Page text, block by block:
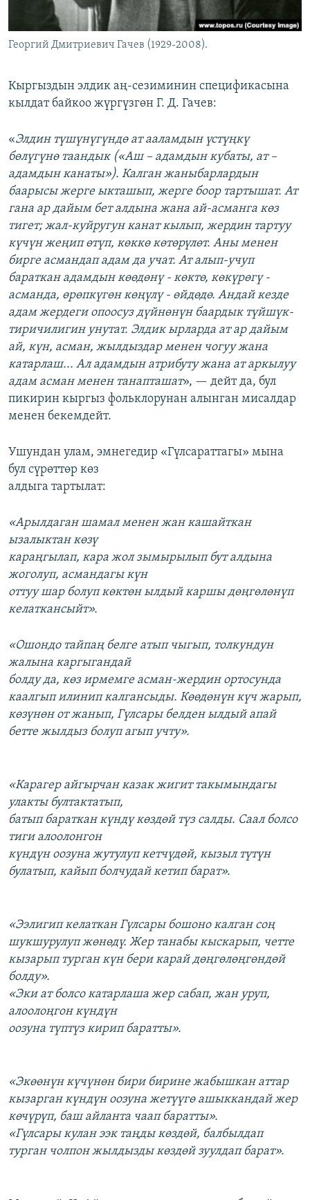
Георгий Дмитриевич Гачев (1929-2008).
Кыргыздын элдик аң-сезиминин спецификасына
кылдат байкоо жүргүзгөн Г. Д. Гачев:
«Элдин түшүнүгүндө ат ааламдын үстүңкү
бөлүгүнө таандык («Аш – адамдын кубаты, ат –
адамдын канаты»). Калган жаныбарлардын
баарысы жерге ыкташып, жерге боор тартышат. Ат
гана ар дайым бет алдына жана ай-асманга көз
тигет; жал-куйругун канат кылып, жердин тартуу
күчүн жеңип өтүп, көккө көтөрүлөт. Аны менен
бирге асмандап адам да учат. Ат алып-учуп
бараткан адамдын көөдөнү - көктө, көкүрөгү -
асманда, өрөпкүгөн көңүлү - өйдөдө. Андай кезде
адам жердеги опоосуз дүйнөнүн баардык түйшүк-
тиричилигин унутат. Элдик ырларда ат ар дайым
ай, күн, асман, жылдыздар менен чогуу жана
катарлаш... Ал адамдын атрибуту жана ат аркылуу
адам асман менен танапташат», — дейт да, бул
пикирин кыргыз фольклорунан алынган мисалдар
менен бекемдейт.
Ушундан улам, эмнегедир «Гүлсараттагы» мына
бул сүрөттөр көз
алдыга тартылат:
«Арылдаган шамал менен жан кашайткан
ызалыктан көзү
караңгылап, кара жол зымырылып бут алдына
жоголуп, асмандагы күн
оттуу шар болуп көктөн ылдый каршы дөңгөлөнүп
келаткансыйт».
«Ошондо тайпаң белге атып чыгып, толкундун
жалына каргыгандай
болду да, көз ирмемге асман-жердин ортосунда
каалгып илинип калгансыды. Көөдөнүн күч жарып,
көзүнөн от жанып, Гүлсары белден ылдый апай
бетте жылдыз болуп агып учту».
«Карагер айгырчан казак жигит такымындагы
улакты бултактатып,
батып бараткан күндү көздөй түз салды. Саал болсо
тиги алоолонгон
күндүн оозуна жутулуп кетчүдөй, кызыл түтүн
булатып, кайып болчудай кетип барат».
«Ээлигип келаткан Гүлсары бошоно калган соң
шукшурулуп жөнөдү. Жер танабы кыскарып, четте
кызарып турган күн бери карай дөңгөлөңгөндөй
болду».
«Эки ат болсо катарлаша жер сабап, жан уруп,
алоолоңгон күндүн
оозуна түптүз кирип баратты».
«Экөөнүн күчүнөн бири бирине жабышкан аттар
кызарган күндүн оозуна жетүүгө ашыккандай жер
көчүрүп, баш айланта чаап баратты».
«Гүлсары кулан ээк таңды көздөй, балбылдап
турган чолпон жылдызды көздөй зуулдап барат».